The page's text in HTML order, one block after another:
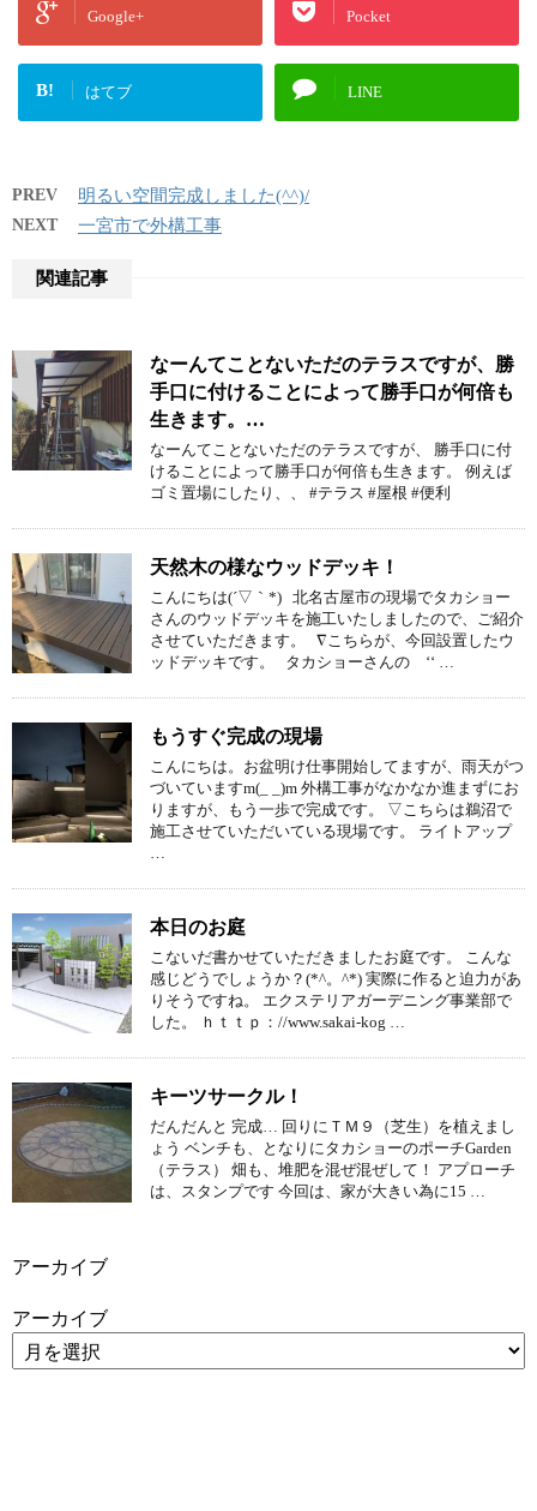
Google+ Pocket
B! はてブ LINE
PREV 明るい空間完成しました(^^)/
NEXT 一宮市で外構工事
関連記事
なーんてことないただのテラスですが、勝
手口に付けることによって勝手口が何倍も
生きます。…
なーんてことないただのテラスですが、 勝手口に付
けることによって勝手口が何倍も生きます。 例えば
ゴミ置場にしたり、、 #テラス #屋根 #便利
天然木の様なウッドデッキ！
こんにちは(´▽｀*) 北名古屋市の現場でタカショー
さんのウッドデッキを施工いたしましたので、ご紹介
させていただきます。 ∇こちらが、今回設置したウ
ッドデッキです。 タカショーさんの ‘‘ …
もうすぐ完成の現場
こんにちは。お盆明け仕事開始してますが、雨天がつ
づいていますm(_ _)m 外構工事がなかなか進まずにお
りますが、もう一歩で完成です。 ▽こちらは鵜沼で
施工させていただいている現場です。 ライトアップ
…
本日のお庭
こないだ書かせていただきましたお庭です。 こんな
感じどうでしょうか？(*^。^*) 実際に作ると迫力があ
りそうですね。 エクステリアガーデニング事業部で
した。 ｈｔｔｐ：//www.sakai-kog …
キーツサークル！
だんだんと 完成… 回りにＴＭ９（芝生）を植えまし
ょう ベンチも、となりにタカショーのポーチGarden
（テラス） 畑も、堆肥を混ぜ混ぜして！ アプローチ
は、スタンプです 今回は、家が大きい為に15 …
アーカイブ
アーカイブ